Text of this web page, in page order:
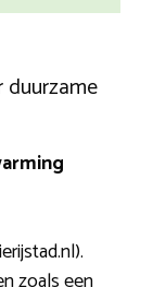
duurzame